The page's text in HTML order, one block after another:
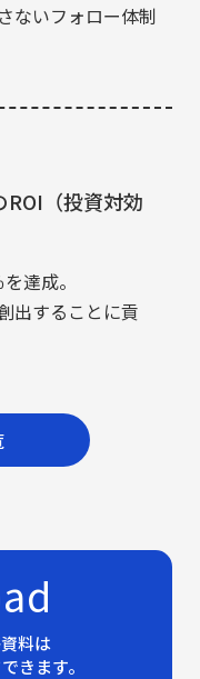
ないフォロー体制
（投資対効
達成。
出することに貢
料は
きます。